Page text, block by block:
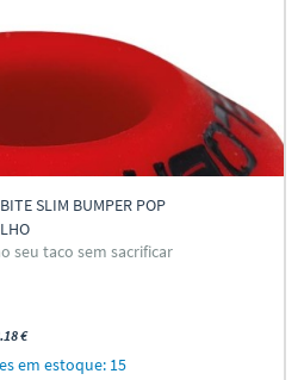
SLIM BUMPER POP
seu taco sem sacrificar
€
em estoque: 15